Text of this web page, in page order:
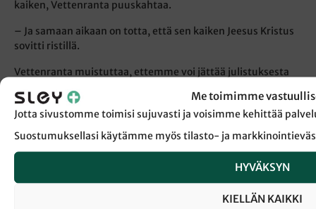
Me toimimme
Jotta sivustomme toimisi sujuvasti ja voisimme kehittää
Suostumuksellasi käytämme myös tilasto- ja
HYVÄKSYN
KIELLÄN KAIKKI
kaiken, Vettenranta puuskahtaa.
– Ja samaan aikaan on totta, että sen kaiken Jeesus Kristus
sovitti ristillä.
Vettenranta muistuttaa, ettemme voi jättää julistuksesta
tulemaan Jeesuksen luo.
parannuksenteossanikin ja siinä, että elämäni muuttui.
– Se oli pelkästään Jeesuksen ansiota. Minun hyvyydelläni
tai pahuudellani ei ollut siinä osaa eikä arpaa.